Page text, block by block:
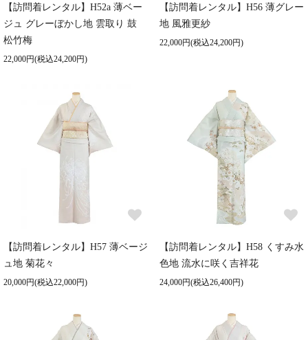
【訪問着レンタル】H52a 薄ベー
ジュ グレーぼかし地 雲取り 鼓
松竹梅
22,000円(税込24,200円)
【訪問着レンタル】H56 薄グレー
地 風雅更紗
22,000円(税込24,200円)
【訪問着レンタル】H57 薄ベージ
ュ地 菊花々
20,000円(税込22,000円)
【訪問着レンタル】H58 くすみ水
色地 流水に咲く吉祥花
24,000円(税込26,400円)